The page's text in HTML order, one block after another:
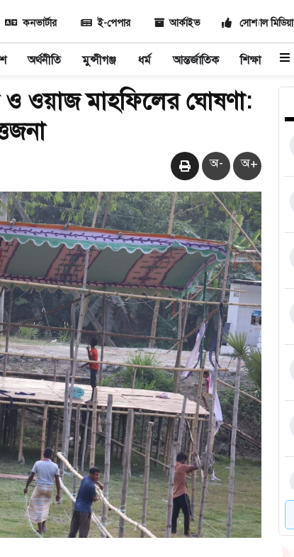
কনভার্টার ই-পেপার আর্কাইভ সোশ্যাল মিডিয়া
অর্থনীতি মুন্সীগঞ্জ ধর্ম আন্তর্জাতিক শিক্ষা
ও ওয়াজ মাহফিলের ঘোষণা:
অ- অ+